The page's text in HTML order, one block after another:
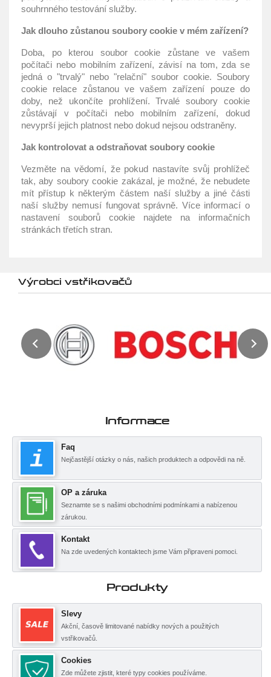
souhrnného testování služby.
Jak dlouho zůstanou soubory cookie v mém zařízení?
Doba, po kterou soubor cookie zůstane ve vašem
počítači nebo mobilním zařízení, závisí na tom, zda se
jedná o "trvalý" nebo "relační" soubor cookie. Soubory
cookie relace zůstanou ve vašem zařízení pouze do
doby, než ukončíte prohlížení. Trvalé soubory cookie
zůstávají v počítači nebo mobilním zařízení, dokud
nevyprší jejich platnost nebo dokud nejsou odstraněny.
Jak kontrolovat a odstraňovat soubory cookie
Vezměte na vědomí, že pokud nastavíte svůj prohlížeč
tak, aby soubory cookie zakázal, je možné, že nebudete
mít přístup k některým částem naší služby a jiné části
naší služby nemusí fungovat správně. Více informací o
nastavení souborů cookie najdete na informačních
stránkách třetích stran.
Výrobci vstřikovačů
Informace
Faq
Nejčastější otázky o nás, našich produktech a odpovědi na ně.
OP a záruka
Seznamte se s našimi obchodními podmínkami a nabízenou
zárukou.
Kontakt
Na zde uvedených kontaktech jsme Vám připraveni pomoci.
Produkty
Slevy
Akční, časově limitované nabídky nových a použitých
vstřikovačů.
Cookies
Zde můžete zjistit, které typy cookies používáme.